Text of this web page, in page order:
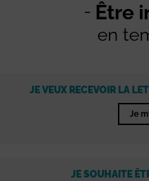
Être
en
JE VEUX RECEVOIR LA
Je
JE SOUHAITE